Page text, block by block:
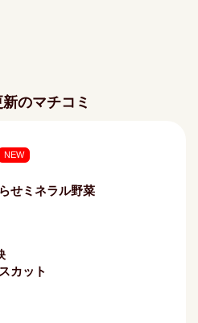
のマチコミ
NEW
せミネラル野菜
カット